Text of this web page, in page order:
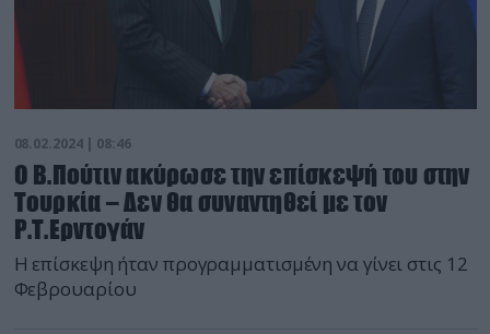
08.02.2024 | 08:46
Ο Β.Πούτιν ακύρωσε την επίσκεψή του στην
Τουρκία – Δεν θα συναντηθεί με τον
Ρ.Τ.Ερντογάν
H επίσκεψη ήταν προγραμματισμένη να γίνει στις 12
Φεβρουαρίου